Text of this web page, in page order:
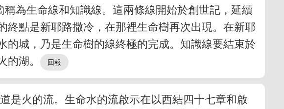
為生命線和知識線。這兩條線開始於創世記，延續
點是新耶路撒冷，在那裡生命樹再次出現。在新耶
城，乃是生命樹的線終極的完成。知識線要結束於
湖。
是火的流。生命水的流啟示在以西結四十七章和啟